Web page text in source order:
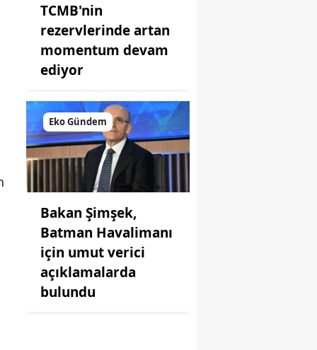
TCMB'nin
rezervlerinde artan
momentum devam
ediyor
Eko Gündem
Bakan Şimşek,
Batman Havalimanı
için umut verici
açıklamalarda
bulundu